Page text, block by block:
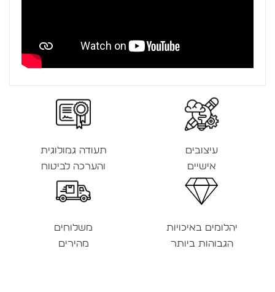
עיצובים
אישיים
תעודה גמולוגית
והערכה לביטוח
יהלומים באיכויות
הגבוהות ביותר
משלוחים
מהירים